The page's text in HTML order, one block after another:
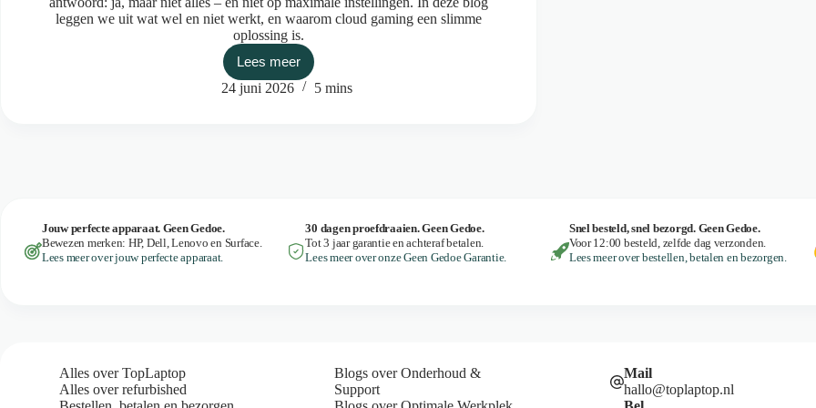
leggen we uit wat wel en niet werkt, en waarom cloud gaming een slimme
oplossing is.
Lees meer
Kan
je
24 juni 2026 5 mins
Jouw perfecte apparaat. Geen Gedoe.
Bewezen merken: HP, Dell, Lenovo en Surface.
Lees meer over jouw perfecte apparaat.
30 dagen proefdraaien. Geen Gedoe.
Tot 3 jaar garantie en achteraf betalen.
Lees meer over onze Geen Gedoe Garantie.
Snel besteld, snel bezorgd. Geen Gedoe.
Voor 12:00 besteld, zelfde dag verzonden.
Lees meer over bestellen, betalen en bezorgen.
Alles over TopLaptop
Alles over refurbished
Blogs over Onderhoud &
Support
Mail
hallo@toplaptop.nl